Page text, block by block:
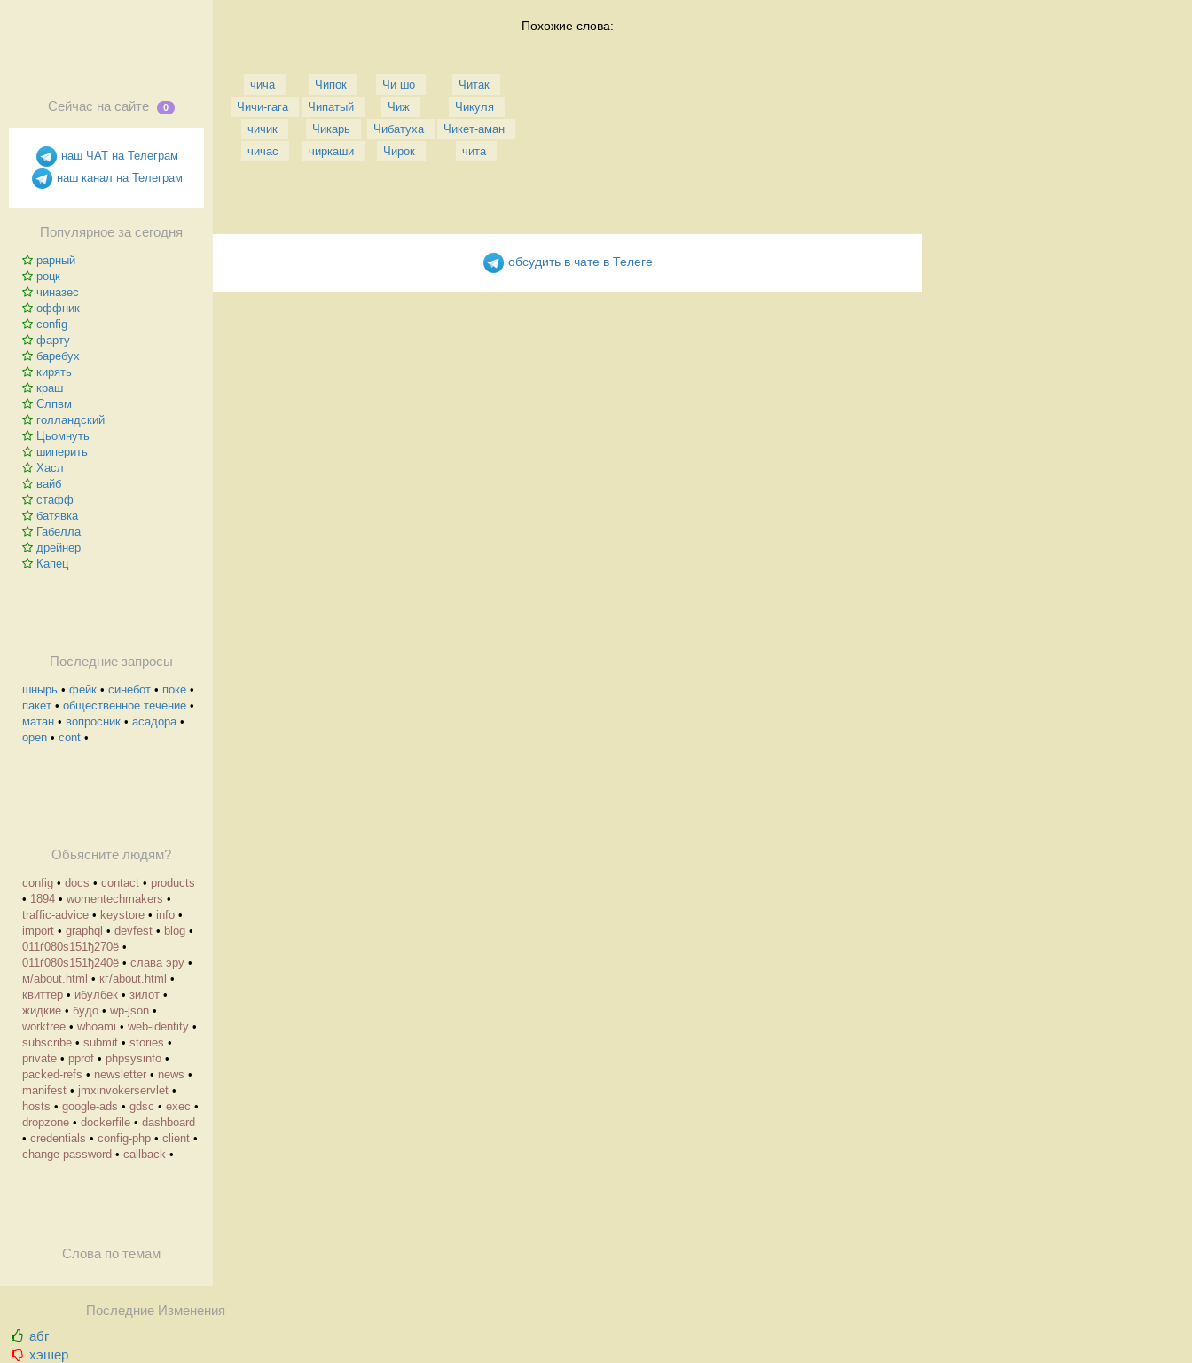
Сейчас на сайте 0
наш ЧАТ на Телеграм
наш канал на Телеграм
Популярное за сегодня
рарный
роцк
чиназес
оффник
config
фарту
баребух
кирять
краш
Слпвм
голландский
Цьомнуть
шиперить
Хасл
вайб
стафф
батявка
Габелла
дрейнер
Капец
Последние запросы
шнырь • фейк • синебот • поке •
пакет • общественное течение •
матан • вопросник • асадора•
open • cont •
Обьясните людям?
config • docs • contact • products
• 1894 • womentechmakers •
traffic-advice • keystore • info •
import • graphql • devfest • blog •
011ѓ080ѕ151ђ270ё •
011ѓ080ѕ151ђ240ё • слава эру •
м/about.html • кг/about.html •
квиттер • ибулбек • зилот •
жидкие • будо • wp-json •
worktree • whoami • web-identity •
subscribe • submit • stories •
private • pprof • phpsysinfo •
packed-refs • newsletter • news •
manifest • jmxinvokerservlet •
hosts • google-ads • gdsc • exec •
dropzone • dockerfile • dashboard
• credentials • config-php • client •
change-password • callback •
Слова по темам
Похожие слова:
чича
Чичи-гага
чичик
чичас
Чипок
Чипатый
Чикарь
чиркаши
Чи шо
Чиж
Чибатуха
Чирок
Читак
Чикуля
Чикет-аман
чита
обсудить в чате в Телеге
Последние Изменения
абг
хэшер